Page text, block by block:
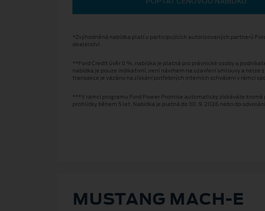
*Zvýhodněná nabídka platí u participujících autorizovaných partnerů
dealerství.
**Ford Credit úvěr 0 %, nabídka je platná pro právnické osoby a
nabídka je pouze indikativní, není návrhem na uzavření smlouvy a
transakce je vázáno na získání potřebných interních schválení v rámci
***V rámci programu Ford Power Promise automaticky získáváte
prohlídky během 5 let. Nabídka je platná do 30. 9. 2026 nebo do
MUSTANG MACH⁠-⁠E